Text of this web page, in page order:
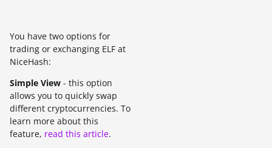
You have two options for
trading or exchanging ELF at
NiceHash:
Simple View - this option
allows you to quickly swap
different cryptocurrencies. To
learn more about this
feature, read this article.